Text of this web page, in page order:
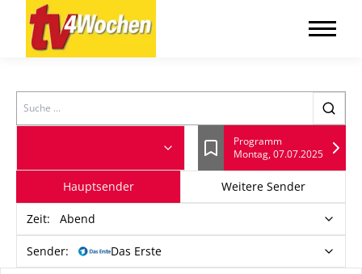
Search
Lesezeichen
Programm
Montag, 07.07.2025
Hauptsender Weitere Sender
Zeit: Abend
Sender: Das Erste